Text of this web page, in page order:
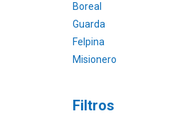
Boreal
Guarda
Felpina
Misionero
Filtros